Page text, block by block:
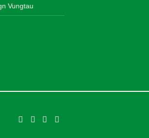
Vungtau